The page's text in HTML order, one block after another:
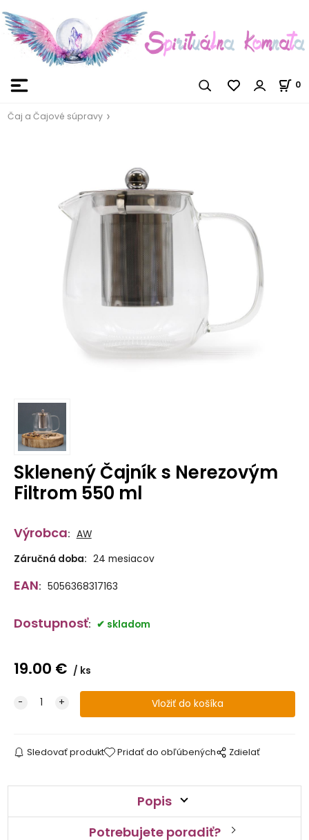
0
Čaj a Čajové súpravy
Sklenený Čajník s Nerezovým
Filtrom 550 ml
Výrobca: AW
Záručná doba: 24 mesiacov
EAN: 5056368317163
Dostupnosť: skladom
19.00 € ks
Sledovať produkt Pridať do obľúbených Zdielať
Popis
Potrebujete poradiť?